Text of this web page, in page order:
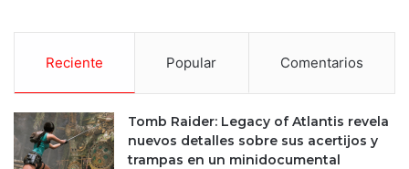
Reciente Popular Comentarios
Tomb Raider: Legacy of Atlantis revela
nuevos detalles sobre sus acertijos y
trampas en un minidocumental